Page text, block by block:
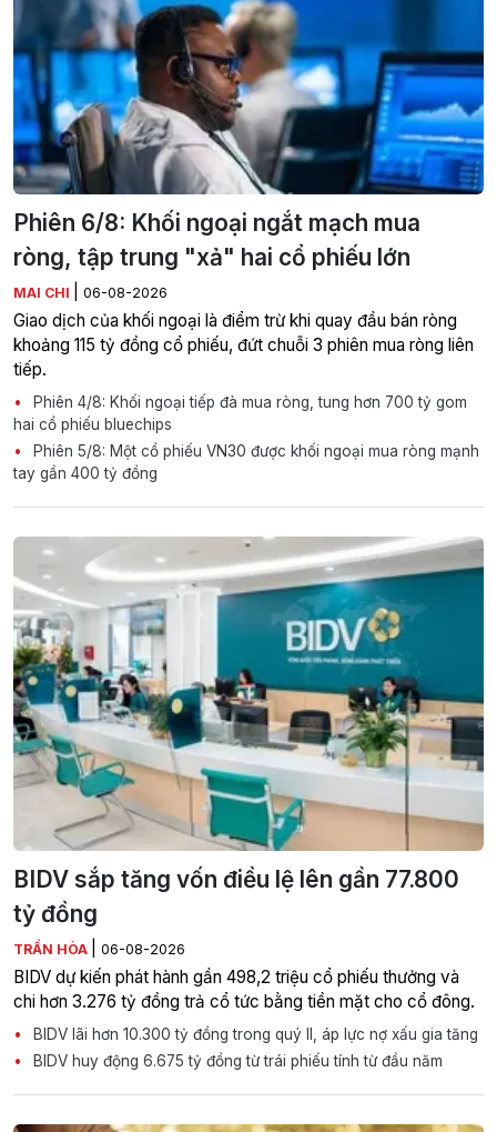
Phiên 6/8: Khối ngoại ngắt mạch mua
ròng, tập trung "xả" hai cổ phiếu lớn
MAI CHI 06-08-2026
Giao dịch của khối ngoại là điểm trừ khi quay đầu bán ròng
khoảng 115 tỷ đồng cổ phiếu, đứt chuỗi 3 phiên mua ròng liên
tiếp.
Phiên 4/8: Khối ngoại tiếp đà mua ròng, tung hơn 700 tỷ gom
hai cổ phiếu bluechips
Phiên 5/8: Một cổ phiếu VN30 được khối ngoại mua ròng mạnh
tay gần 400 tỷ đồng
BIDV sắp tăng vốn điều lệ lên gần 77.800
tỷ đồng
TRẦN HÒA 06-08-2026
BIDV dự kiến phát hành gần 498,2 triệu cổ phiếu thưởng và
chi hơn 3.276 tỷ đồng trả cổ tức bằng tiền mặt cho cổ đông.
BIDV lãi hơn 10.300 tỷ đồng trong quý II, áp lực nợ xấu gia tăng
BIDV huy động 6.675 tỷ đồng từ trái phiếu tính từ đầu năm